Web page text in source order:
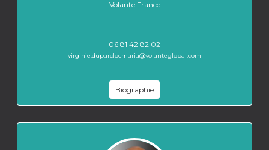
Volante France
06 81 42 82 02
virginie.duparclocmaria@volanteglobal.com
Biographie